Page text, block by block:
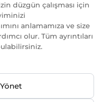
SPORUNA
DUYUYORUZ.
düzgün çalışması için
anlamamıza ve size
olur. Tüm ayrıntıları